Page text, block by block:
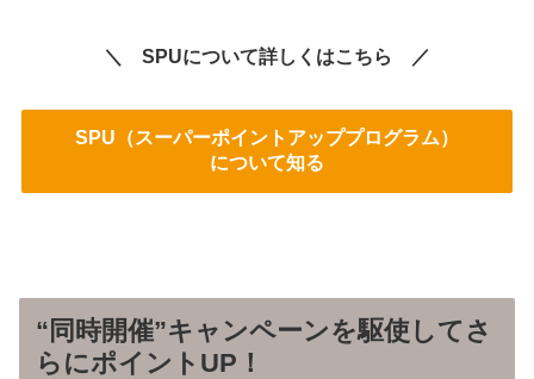
＼ SPUについて詳しくはこちら ／
SPU（スーパーポイントアッププログラム）
について知る
“同時開催”キャンペーンを駆使してさ
らにポイントUP！